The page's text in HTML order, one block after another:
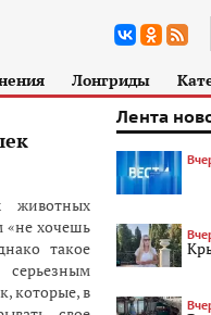
Лонгриды
животных
«не хочешь
такое
которые, в
Лента